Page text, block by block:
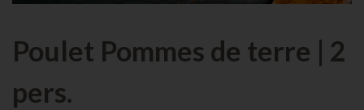
Poulet Pommes de terre | 2
pers.